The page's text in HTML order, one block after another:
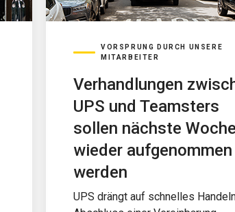
VORSPRUNG DURCH UNSERE
MITARBEITER
Verhandlungen
UPS und Teamsters
sollen nächste Woche
wieder aufgenommen
werden
UPS drängt auf schnelles